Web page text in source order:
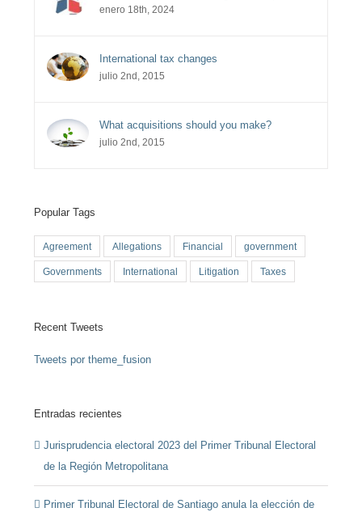
enero 18th, 2024
International tax changes
julio 2nd, 2015
What acquisitions should you make?
julio 2nd, 2015
Popular Tags
Agreement Allegations Financial government
Governments International Litigation Taxes
Recent Tweets
Tweets por theme_fusion
Entradas recientes
Jurisprudencia electoral 2023 del Primer Tribunal Electoral
de la Región Metropolitana
Primer Tribunal Electoral de Santiago anula la elección de